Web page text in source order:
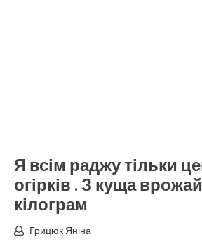
Я всім раджу тільки
огірків . З куща
кілограм
Грицюк Яніна